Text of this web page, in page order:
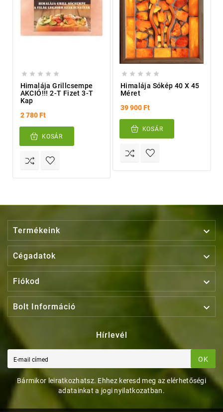
    
Himalája Grillcsempe
AKCIÓ!!! 2-T Fizet 3-T
Kap
2 780 Ft
KOSÁR
    
Himalája Sókép 40 X 45
Méret
39 900 Ft
KOSÁR
Termékeink 
Cégadatok 
Fiókod 
Bolt Információ 
Hírlevél
OK
Bármikor leiratkozhatsz. Ehhez keresd meg az elérhetőségi
adatainkat a jogi nyilatkozatban.